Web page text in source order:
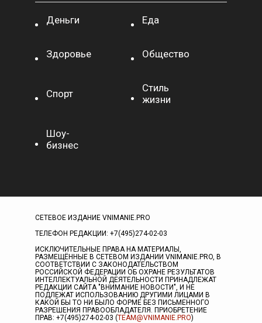
Деньги Еда
Здоровье Общество
Спорт
Стиль
жизни
Шоу-
бизнес
СЕТЕВОЕ ИЗДАНИЕ VNIMANIE.PRO
ТЕЛЕФОН РЕДАКЦИИ: +7(495)274-02-03
ИСКЛЮЧИТЕЛЬНЫЕ ПРАВА НА МАТЕРИАЛЫ,
РАЗМЕЩЁННЫЕ В СЕТЕВОМ ИЗДАНИИ VNIMANIE.PRO, В
СООТВЕТСТВИИ С ЗАКОНОДАТЕЛЬСТВОМ
РОССИЙСКОЙ ФЕДЕРАЦИИ ОБ ОХРАНЕ РЕЗУЛЬТАТОВ
ИНТЕЛЛЕКТУАЛЬНОЙ ДЕЯТЕЛЬНОСТИ ПРИНАДЛЕЖАТ
РЕДАКЦИИ САЙТА "ВНИМАНИЕ НОВОСТИ", И НЕ
ПОДЛЕЖАТ ИСПОЛЬЗОВАНИЮ ДРУГИМИ ЛИЦАМИ В
КАКОЙ БЫ ТО НИ БЫЛО ФОРМЕ БЕЗ ПИСЬМЕННОГО
РАЗРЕШЕНИЯ ПРАВООБЛАДАТЕЛЯ. ПРИОБРЕТЕНИЕ
ПРАВ: +7(495)274-02-03 (TEAM@VNIMANIE.PRO)